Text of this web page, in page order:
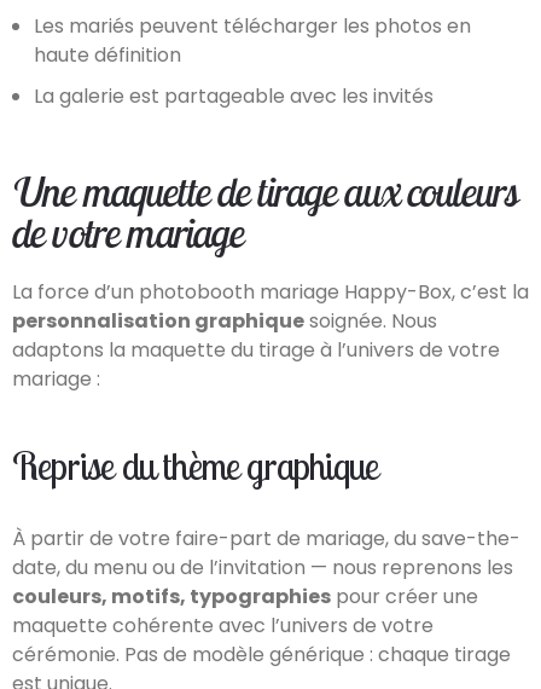
Les mariés peuvent télécharger les photos en
haute définition
La galerie est partageable avec les invités
Une maquette de tirage aux couleurs
de votre mariage
La force d’un photobooth mariage Happy-Box, c’est la
personnalisation graphiquesoignée. Nous
adaptons la maquette du tirage à l’univers de votre
mariage :
Reprise du thème graphique
À partir de votre faire-part de mariage, du save-the-
date, du menu ou de l’invitation — nous reprenons les
couleurs, motifs, typographies pour créer une
maquette cohérente avec l’univers de votre
cérémonie. Pas de modèle générique : chaque tirage